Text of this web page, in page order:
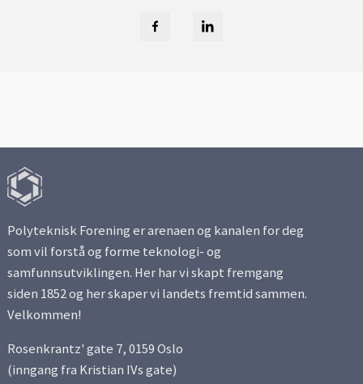
Polyteknisk Forening er arenaen og kanalen for deg
som vil forstå og forme teknologi- og
samfunnsutviklingen. Her har vi skapt fremgang
siden 1852 og her skaper vi landets fremtid sammen.
Velkommen!
Rosenkrantz' gate 7, 0159 Oslo
(inngang fra Kristian IVs gate)